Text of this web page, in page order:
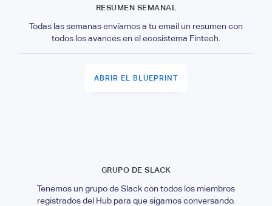
RESUMEN SEMANAL
Todas las semanas envíamos a tu email un resumen con
todos los avances en el ecosistema Fintech.
ABRIR EL BLUEPRINT
GRUPO DE SLACK
Tenemos un grupo de Slack con todos los miembros
registrados del Hub para que sigamos conversando.